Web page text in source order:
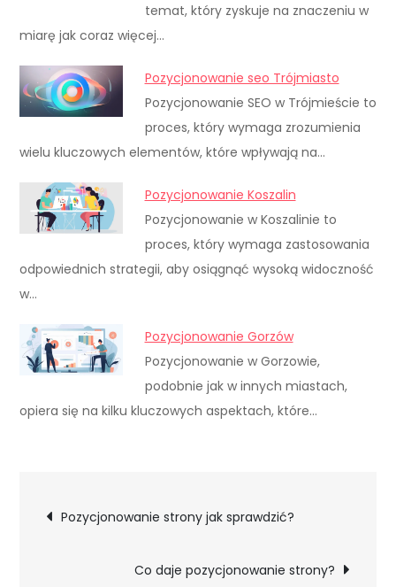
temat, który zyskuje na znaczeniu w
miarę jak coraz więcej…
Pozycjonowanie seo Trójmiasto
Pozycjonowanie SEO w Trójmieście to
proces, który wymaga zrozumienia
wielu kluczowych elementów, które wpływają na…
Pozycjonowanie Koszalin
Pozycjonowanie w Koszalinie to
proces, który wymaga zastosowania
odpowiednich strategii, aby osiągnąć wysoką widoczność
w…
Pozycjonowanie Gorzów
Pozycjonowanie w Gorzowie,
podobnie jak w innych miastach,
opiera się na kilku kluczowych aspektach, które…
Nawigacja
wpisu
Pozycjonowanie strony jak sprawdzić?
Co daje pozycjonowanie strony?